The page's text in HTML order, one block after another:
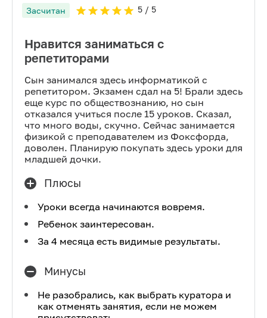
Засчитан 5/ 5
Нравится заниматься с
репетиторами
Сын занимался здесь информатикой с
репетитором. Экзамен сдал на 5! Брали здесь
еще курс по обществознанию, но сын
отказался учиться после 15 уроков. Сказал,
что много воды, скучно. Сейчас занимается
физикой с преподавателем из Фоксфорда,
доволен. Планирую покупать здесь уроки для
младшей дочки.
Плюсы
Уроки всегда начинаются вовремя.
Ребенок заинтересован.
За 4 месяца есть видимые результаты.
Минусы
Не разобрались, как выбрать куратора и
как отменять занятия, если не можем